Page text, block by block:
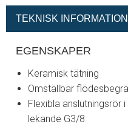
TEKNISK INFORMATION
EGENSKAPER
Keramisk tätning
Omställbar
Flexibla anslutningsrör
lekande G3/8